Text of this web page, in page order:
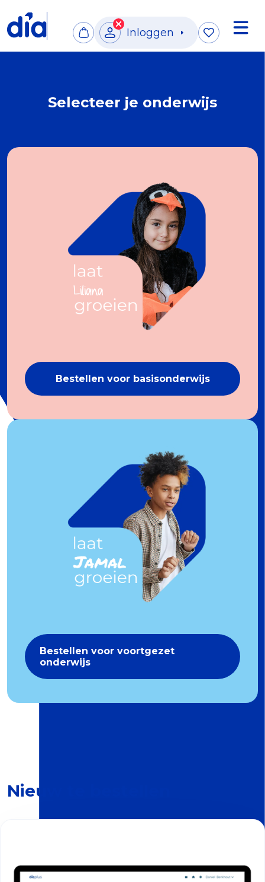
Inloggen
Selecteer je onderwijs
Bestellen voor basisonderwijs
Bestellen voor voortgezet
onderwijs
Nieuw te bestellen